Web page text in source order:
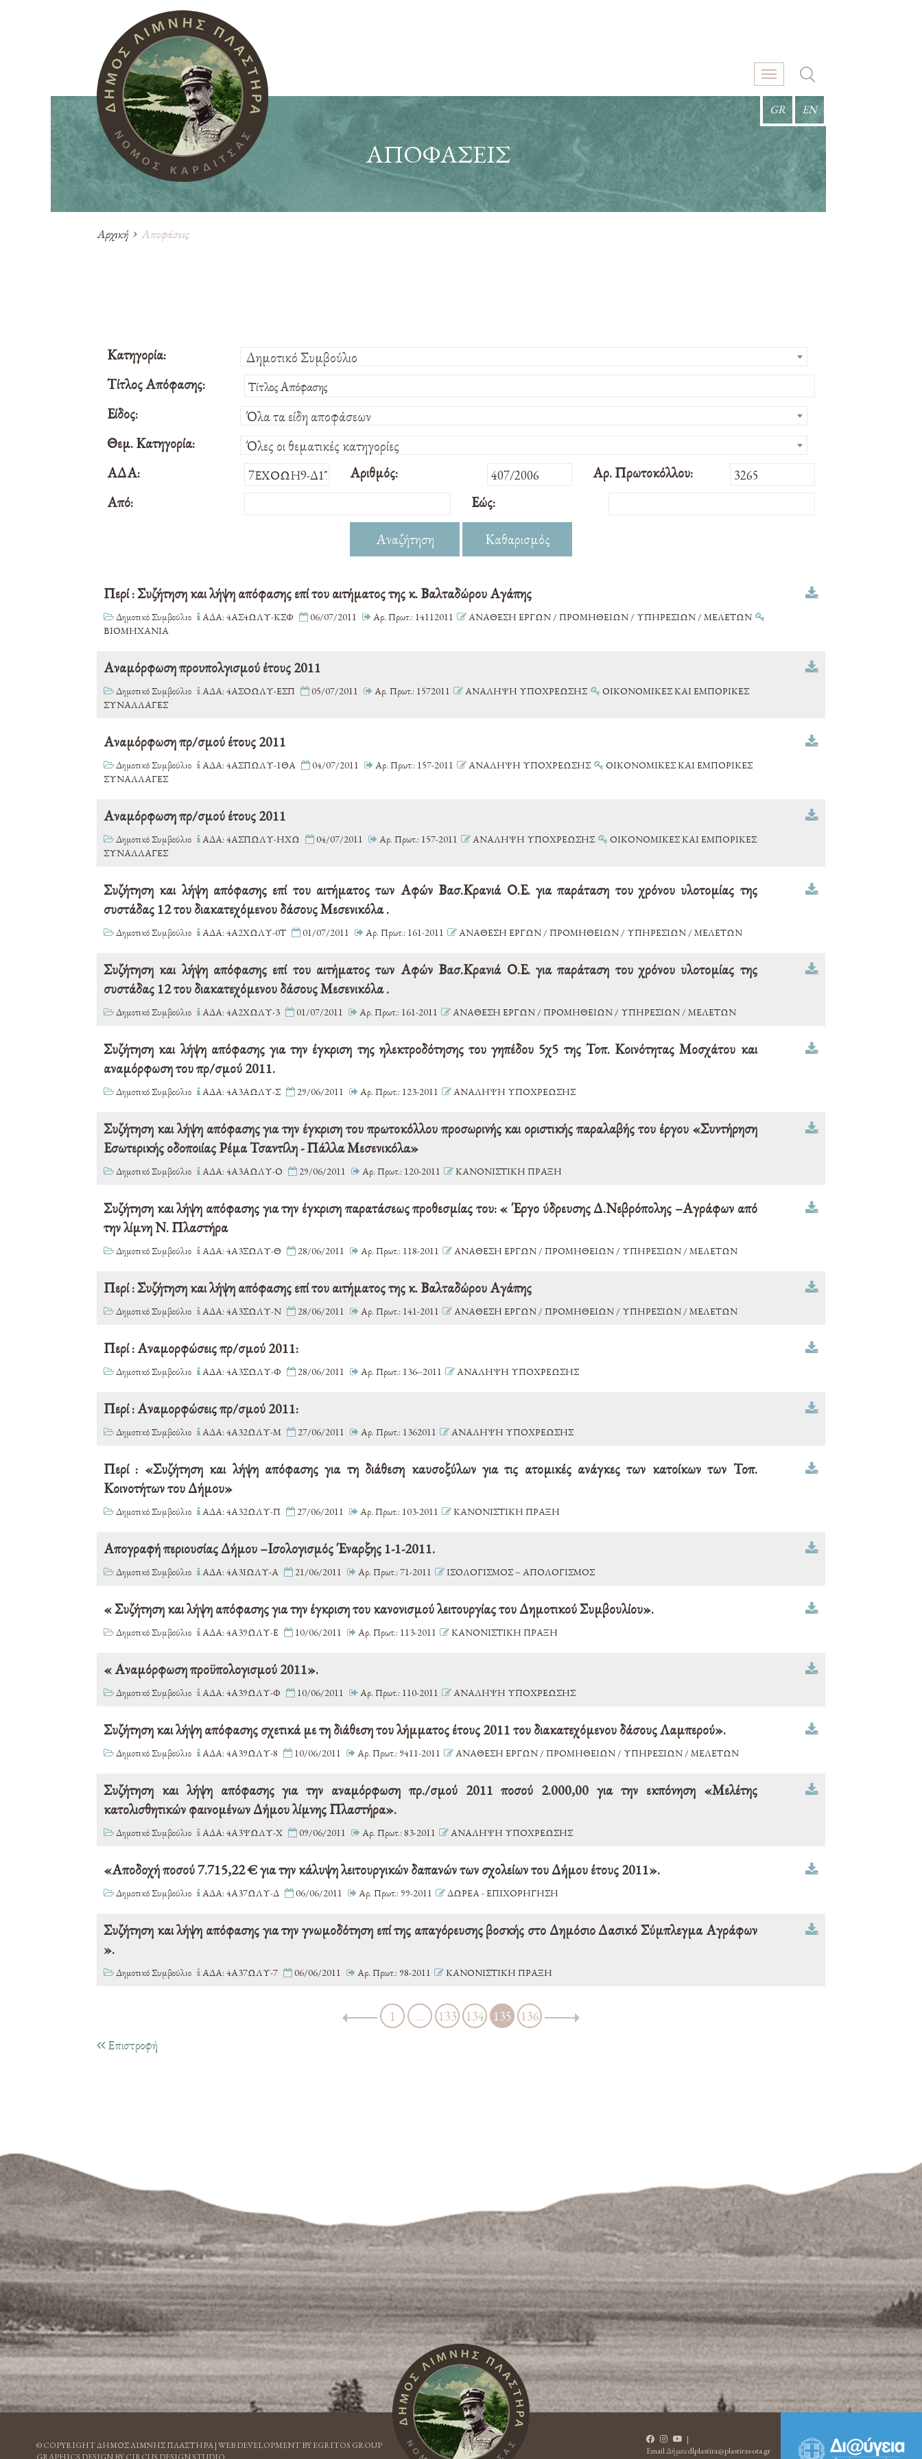
GR EN
ΑΠΟΦΑΣΕΙΣ
Αρχική Αποφάσεις
Κατηγορία:
Δημοτικό Συμβούλιο
Τίτλος Απόφασης:
Είδος:
Όλα τα είδη αποφάσεων
Θεμ. Κατηγορία:
Όλες οι θεματικές κατηγορίες
ΑΔΑ:
Αριθμός:
Αρ. Πρωτοκόλλου:
Από:
Εώς:
Αναζήτηση Καθαρισμός
Περί : Συζήτηση και λήψη απόφασης επί του αιτήματος της κ. Βαλταδώρου Αγάπης
Δημοτικό Συμβούλιο ΑΔΑ: 4ΑΣ4ΩΛΥ-ΚΣΦ 06/07/2011 Αρ. Πρωτ.: 14112011
ΑΝΑΘΕΣΗ ΕΡΓΩΝ / ΠΡΟΜΗΘΕΙΩΝ / ΥΠΗΡΕΣΙΩΝ / ΜΕΛΕΤΩΝ
ΒΙΟΜΗΧΑΝΙΑ
Αναμόρφωση προυπολγισμού έτους 2011
Δημοτικό Συμβούλιο ΑΔΑ: 4ΑΣΟΩΛΥ-ΕΣΠ 05/07/2011 Αρ. Πρωτ.: 1572011 ΑΝΑΛΗΨΗ ΥΠΟΧΡΕΩΣΗΣ
ΟΙΚΟΝΟΜΙΚΕΣ ΚΑΙ ΕΜΠΟΡΙΚΕΣ
ΣΥΝΑΛΛΑΓΕΣ
Αναμόρφωση πρ/σμού έτους 2011
Δημοτικό Συμβούλιο ΑΔΑ: 4ΑΣΠΩΛΥ-1ΘΑ 04/07/2011 Αρ. Πρωτ.: 157-2011 ΑΝΑΛΗΨΗ ΥΠΟΧΡΕΩΣΗΣ
ΟΙΚΟΝΟΜΙΚΕΣ ΚΑΙ ΕΜΠΟΡΙΚΕΣ
ΣΥΝΑΛΛΑΓΕΣ
Αναμόρφωση πρ/σμού έτους 2011
Δημοτικό Συμβούλιο ΑΔΑ: 4ΑΣΠΩΛΥ-ΗΧΩ 04/07/2011 Αρ. Πρωτ.: 157-2011 ΑΝΑΛΗΨΗ ΥΠΟΧΡΕΩΣΗΣ
ΟΙΚΟΝΟΜΙΚΕΣ ΚΑΙ ΕΜΠΟΡΙΚΕΣ
ΣΥΝΑΛΛΑΓΕΣ
Συζήτηση και λήψη απόφασης επί του αιτήματος των Αφών Βασ.Κρανιά Ο.Ε. για παράταση του χρόνου υλοτομίας της
συστάδας 12 του διακατεχόμενου δάσους Μεσενικόλα .
Δημοτικό Συμβούλιο ΑΔΑ: 4Α2ΧΩΛΥ-0Τ 01/07/2011 Αρ. Πρωτ.: 161-2011 ΑΝΑΘΕΣΗ ΕΡΓΩΝ / ΠΡΟΜΗΘΕΙΩΝ / ΥΠΗΡΕΣΙΩΝ / ΜΕΛΕΤΩΝ
Συζήτηση και λήψη απόφασης επί του αιτήματος των Αφών Βασ.Κρανιά Ο.Ε. για παράταση του χρόνου υλοτομίας της
συστάδας 12 του διακατεχόμενου δάσους Μεσενικόλα .
Δημοτικό Συμβούλιο ΑΔΑ: 4Α2ΧΩΛΥ-3 01/07/2011 Αρ. Πρωτ.: 161-2011 ΑΝΑΘΕΣΗ ΕΡΓΩΝ / ΠΡΟΜΗΘΕΙΩΝ / ΥΠΗΡΕΣΙΩΝ / ΜΕΛΕΤΩΝ
Συζήτηση και λήψη απόφασης για την έγκριση της ηλεκτροδότησης του γηπέδου 5χ5 της Τοπ. Κοινότητας Μοσχάτου και
αναμόρφωση του πρ/σμού 2011.
Δημοτικό Συμβούλιο ΑΔΑ: 4Α3ΑΩΛΥ-Σ 29/06/2011 Αρ. Πρωτ.: 123-2011 ΑΝΑΛΗΨΗ ΥΠΟΧΡΕΩΣΗΣ
Συζήτηση και λήψη απόφασης για την έγκριση του πρωτοκόλλου προσωρινής και οριστικής παραλαβής του έργου «Συντήρηση
Εσωτερικής οδοποιίας Ρέμα Τσαντίλη - Πάλλα Μεσενικόλα»
Δημοτικό Συμβούλιο ΑΔΑ: 4Α3ΑΩΛΥ-Ο 29/06/2011 Αρ. Πρωτ.: 120-2011 ΚΑΝΟΝΙΣΤΙΚΗ ΠΡΑΞΗ
Συζήτηση και λήψη απόφασης για την έγκριση παρατάσεως προθεσμίας του: « Έργο ύδρευσης Δ.Νεβρόπολης –Αγράφων από
την λίμνη Ν. Πλαστήρα
Δημοτικό Συμβούλιο ΑΔΑ: 4Α3ΣΩΛΥ-Θ 28/06/2011 Αρ. Πρωτ.: 118-2011 ΑΝΑΘΕΣΗ ΕΡΓΩΝ / ΠΡΟΜΗΘΕΙΩΝ / ΥΠΗΡΕΣΙΩΝ / ΜΕΛΕΤΩΝ
Περί : Συζήτηση και λήψη απόφασης επί του αιτήματος της κ. Βαλταδώρου Αγάπης
Δημοτικό Συμβούλιο ΑΔΑ: 4Α3ΣΩΛΥ-Ν 28/06/2011 Αρ. Πρωτ.: 141-2011 ΑΝΑΘΕΣΗ ΕΡΓΩΝ / ΠΡΟΜΗΘΕΙΩΝ / ΥΠΗΡΕΣΙΩΝ / ΜΕΛΕΤΩΝ
Περί : Αναμορφώσεις πρ/σμού 2011:
Δημοτικό Συμβούλιο ΑΔΑ: 4Α3ΣΩΛΥ-Φ 28/06/2011 Αρ. Πρωτ.: 136--2011 ΑΝΑΛΗΨΗ ΥΠΟΧΡΕΩΣΗΣ
Περί : Αναμορφώσεις πρ/σμού 2011:
Δημοτικό Συμβούλιο ΑΔΑ: 4Α32ΩΛΥ-Μ 27/06/2011 Αρ. Πρωτ.: 1362011 ΑΝΑΛΗΨΗ ΥΠΟΧΡΕΩΣΗΣ
Περί : «Συζήτηση και λήψη απόφασης για τη διάθεση καυσοξύλων για τις ατομικές ανάγκες των κατοίκων των Τοπ.
Κοινοτήτων του Δήμου»
Δημοτικό Συμβούλιο ΑΔΑ: 4Α32ΩΛΥ-Π 27/06/2011 Αρ. Πρωτ.: 103-2011 ΚΑΝΟΝΙΣΤΙΚΗ ΠΡΑΞΗ
Απογραφή περιουσίας Δήμου –Ισολογισμός Έναρξης 1-1-2011.
Δημοτικό Συμβούλιο ΑΔΑ: 4Α3ΙΩΛΥ-Α 21/06/2011 Αρ. Πρωτ.: 71-2011 ΙΣΟΛΟΓΙΣΜΟΣ – ΑΠΟΛΟΓΙΣΜΟΣ
« Συζήτηση και λήψη απόφασης για την έγκριση του κανονισμού λειτουργίας του Δημοτικού Συμβουλίου».
Δημοτικό Συμβούλιο ΑΔΑ: 4Α39ΩΛΥ-Ε 10/06/2011 Αρ. Πρωτ.: 113-2011 ΚΑΝΟΝΙΣΤΙΚΗ ΠΡΑΞΗ
« Αναμόρφωση προϋπολογισμού 2011».
Δημοτικό Συμβούλιο ΑΔΑ: 4Α39ΩΛΥ-Φ 10/06/2011 Αρ. Πρωτ.: 110-2011 ΑΝΑΛΗΨΗ ΥΠΟΧΡΕΩΣΗΣ
Συζήτηση και λήψη απόφασης σχετικά με τη διάθεση του λήμματος έτους 2011 του διακατεχόμενου δάσους Λαμπερού».
Δημοτικό Συμβούλιο ΑΔΑ: 4Α39ΩΛΥ-8 10/06/2011 Αρ. Πρωτ.: 9411-2011 ΑΝΑΘΕΣΗ ΕΡΓΩΝ / ΠΡΟΜΗΘΕΙΩΝ / ΥΠΗΡΕΣΙΩΝ / ΜΕΛΕΤΩΝ
Συζήτηση και λήψη απόφασης για την αναμόρφωση πρ./σμού 2011 ποσού 2.000,00 για την εκπόνηση «Μελέτης
κατολισθητικών φαινομένων Δήμου λίμνης Πλαστήρα».
Δημοτικό Συμβούλιο ΑΔΑ: 4Α3ΨΩΛΥ-Χ 09/06/2011 Αρ. Πρωτ.: 83-2011 ΑΝΑΛΗΨΗ ΥΠΟΧΡΕΩΣΗΣ
«Αποδοχή ποσού 7.715,22 € για την κάλυψη λειτουργικών δαπανών των σχολείων του Δήμου έτους 2011».
Δημοτικό Συμβούλιο ΑΔΑ: 4Α37ΩΛΥ-Δ 06/06/2011 Αρ. Πρωτ.: 99-2011 ΔΩΡΕΑ - ΕΠΙΧΟΡΗΓΗΣΗ
Συζήτηση και λήψη απόφασης για την γνωμοδότηση επί της απαγόρευσης βοσκής στο Δημόσιο Δασικό Σύμπλεγμα Αγράφων
».
Δημοτικό Συμβούλιο ΑΔΑ: 4Α37ΩΛΥ-7 06/06/2011 Αρ. Πρωτ.: 98-2011 ΚΑΝΟΝΙΣΤΙΚΗ ΠΡΑΞΗ
1 … 133 134 135
136
Επιστροφή
© COPYRIGHT ΔΗΜΟΣ ΛΙΜΝΗΣ ΠΛΑΣΤΗΡΑ |WEB DEVELOPMENT BY EGRITOS GROUP
GRAPHICS DESIGN BY CIRCUS DESIGN STUDIO
|
Email Δήμουdlplastira@plastiras-ota.gr